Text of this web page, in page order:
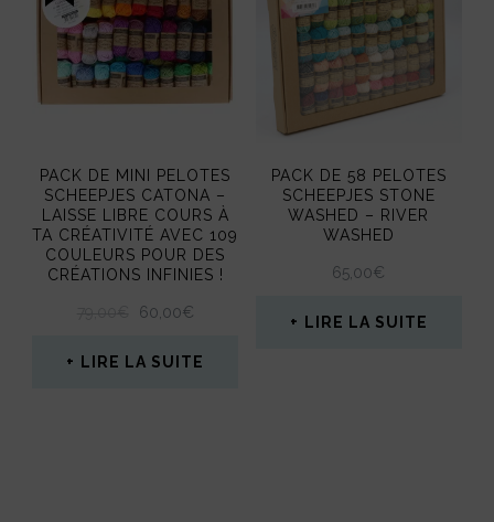
plusieurs
variations.
Les
être
choisies
sur
du
variations.
Les
options
être
choisies
page
PACK DE MINI PELOTES
SCHEEPJES CATONA –
LAISSE LIBRE COURS À
TA CRÉATIVITÉ AVEC 109
COULEURS POUR DES
CRÉATIONS INFINIES !
LE
INITIAL
60,00€LE
ACTUEL
LIRE LA SUITE
PACK DE 58 PELOTES
SCHEEPJES STONE
WASHED – RIVER
WASHED
65,00€
LIRE LA SUITE